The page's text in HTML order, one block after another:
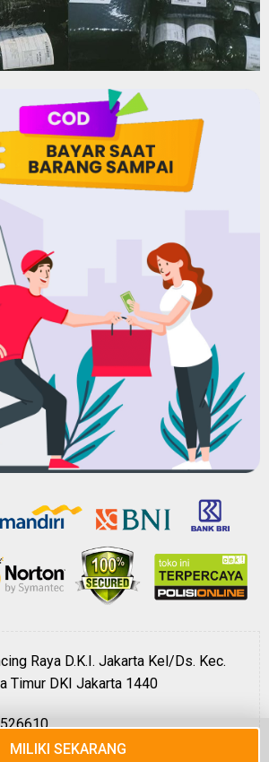
MILIKI SEKARANG
Raya D.K.I. Jakarta Kel/Ds. Kec.
Timur DKI Jakarta 1440